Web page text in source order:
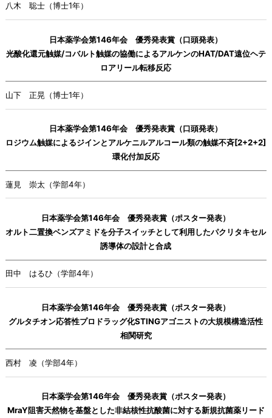
八木 聡士（博士1年）
日本薬学会第146年会 優秀発表賞（口頭発表）
光酸化還元触媒/コバルト触媒の協働によるアルケンのHAT/DAT遠位ヘテ
ロアリール転移反応
山下 正晃（博士1年）
日本薬学会第146年会 優秀発表賞（口頭発表）
ロジウム触媒によるジインとアルケニルアルコール類の触媒不斉[2+2+2]
環化付加反応
蓮見 崇太（学部4年）
日本薬学会第146年会 優秀発表賞（ポスター発表）
オルト二置換ベンズアミドを分子スイッチとして利用したパクリタキセル
誘導体の設計と合成
田中 はるひ（学部4年）
日本薬学会第146年会 優秀発表賞（ポスター発表）
グルタチオン応答性プロドラッグ化STINGアゴニストの大規模構造活性
相関研究
西村 凌（学部4年）
日本薬学会第146年会 優秀発表賞（ポスター発表）
MraY阻害天然物を基盤とした非結核性抗酸菌に対する新規抗菌薬リード